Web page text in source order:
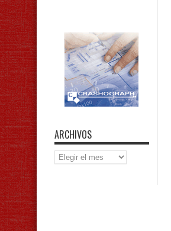
ARCHIVOS
Archivos